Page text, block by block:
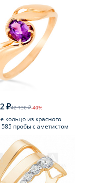
₽42 136 ₽-40%
кольцо из красного
585 пробы с аметистом